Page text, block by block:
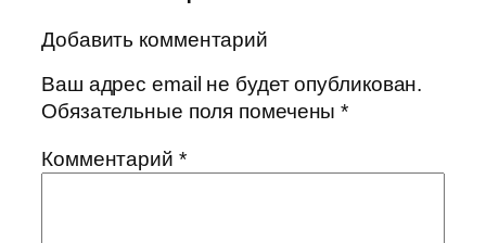
Добавить комментарий
Ваш адрес email не будет опубликован.
Обязательные поля помечены*
Комментарий *